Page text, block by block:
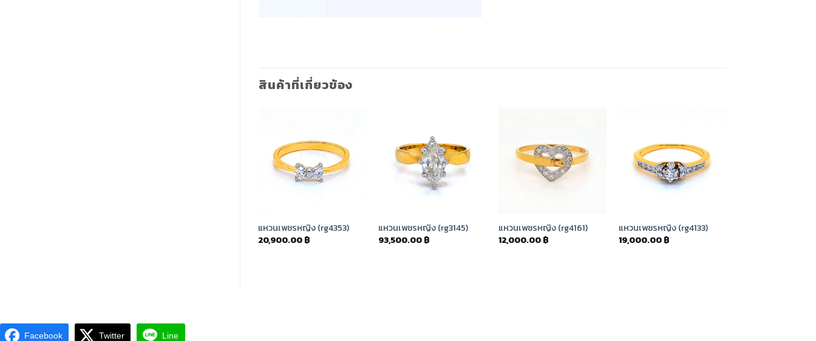
สินค้าที่เกี่ยวข้อง
Add to
Wishlist
แหวนเพชรหญิง (rg4353)
20,900.00฿
Wishlist
แหวนเพชรหญิง (rg3145)
93,500.00฿
Wishlist
แหวนเพชรหญิง (rg4161)
12,000.00฿
Wishlist
แหวนเพชรหญิง (rg4133)
19,000.00฿
Facebook Twitter Line